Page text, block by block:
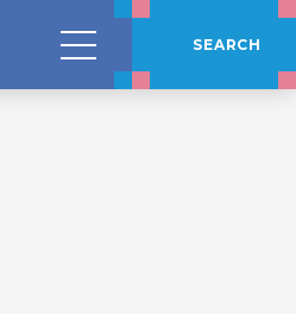
SEARCH